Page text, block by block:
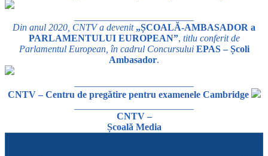
Din anul 2020, CNTV a devenit „ȘCOALĂ-AMBASADOR a
PARLAMENTULUI EUROPEAN”, titlu conferit de
Parlamentul European, în cadrul Concursului EPAS – Școli
Ambasador.
CNTV – Centru de pregătire pentru examenele Cambridge
CNTV –
Școală Media